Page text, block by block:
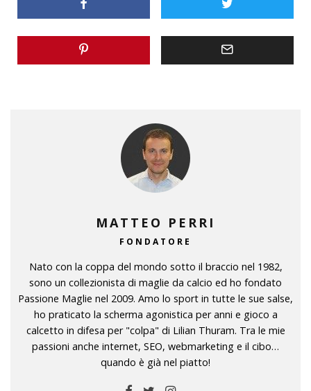
MATTEO PERRI
FONDATORE
Nato con la coppa del mondo sotto il braccio nel 1982,
sono un collezionista di maglie da calcio ed ho fondato
Passione Maglie nel 2009. Amo lo sport in tutte le sue salse,
ho praticato la scherma agonistica per anni e gioco a
calcetto in difesa per "colpa" di Lilian Thuram. Tra le mie
passioni anche internet, SEO, webmarketing e il cibo…
quando è già nel piatto!